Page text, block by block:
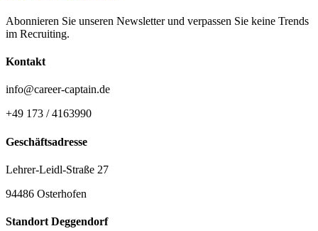
Abonnieren Sie unseren Newsletter und verpassen Sie keine Trends
im Recruiting.
Kontakt
info@career-captain.de
+49 173 / 4163990
Geschäftsadresse
Lehrer-Leidl-Straße 27
94486 Osterhofen
Standort Deggendorf